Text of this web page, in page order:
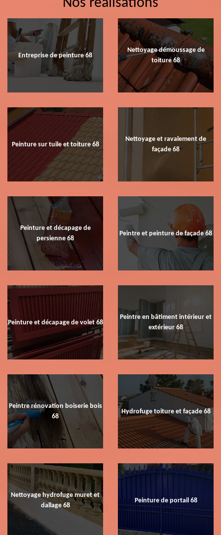
Nos réalisations
Entreprise de peinture 68
Nettoyage démoussage de
toiture 68
Peinture sur tuile et toiture 68
Nettoyage et ravalement de
façade 68
Peinture et décapage de
persienne 68
Peintre et peinture de façade 68
Peinture et décapage de volet 68
Peintre en bâtiment intérieur et
extérieur 68
Peintre rénovation boiserie bois
68
Hydrofuge toiture et façade 68
Nettoyage hydrofuge muret et
dallage 68
Peinture de portail 68